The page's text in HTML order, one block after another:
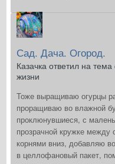
Сад. Дача. Огород.
Казачка ответил на
жизни
Тоже выращиваю огурцы
проращиваю во влажной
проклюнувшиеся, с
прозрачной кружке между
корнями вниз, добавляю
в целлофановый пакет,